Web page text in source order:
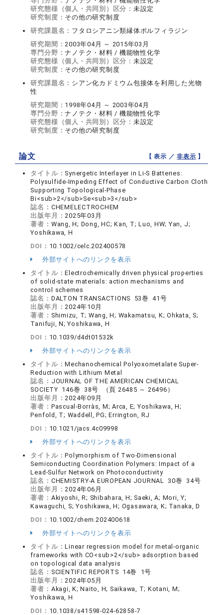
研究態様（個人・共同別）区分： 未設定
研究制度： その他の研究制度
研究課題名： フタロシアニン類縁体ポルフィラジン
研究期間： 2003年04月 ～ 2015年03月
専門分野：ナノテク・材料 / 機能物性化学
研究態様（個人・共同別）区分： 未設定
研究制度： その他の研究制度
研究課題名： シアン化カドミウム包接体を利用した光物
性
研究期間： 1998年04月 ～ 2003年04月
専門分野：ナノテク・材料 / 機能物性化学
研究態様（個人・共同別）区分： 未設定
研究制度： その他の研究制度
論文 【 表示 ／非表示 】
タイトル： Synergetic Interlayer in Li-S Batteries:
Polysulfide-Impeding Effect of Conductive Carbon Cloth
Supporting Topological-Phase
Bi<sub>2</sub>Se<sub>3</sub>
誌名： CHEMELECTROCHEM
出版年月： 2025年03月
著者： Wang, H; Dong, HC; Kan, T; Luo, HW; Yan, J;
Yoshikawa, H
DOI： 10.1002/celc.202400578
外部サイトへのリンクを表示
タイトル：Electrochemically driven physical properties
of solid-state materials: action mechanisms and
control schemes
誌名： DALTON TRANSACTIONS 53巻 41号
出版年月： 2024年10月
著者： Shimizu, T; Wang, H; Wakamatsu, K; Ohkata, S;
Tanifuji, N; Yoshikawa, H
DOI： 10.1039/d4dt01532k
外部サイトへのリンクを表示
タイトル：Mechanochemical Polyoxometalate Super-
Reduction with Lithium Metal
誌名： JOURNAL OF THE AMERICAN CHEMICAL
SOCIETY 146巻 38号 （頁 26485 ～ 26496）
出版年月： 2024年09月
著者： Pascual-Borràs, M; Arca, E; Yoshikawa, H;
Penfold, T; Waddell, PG; Errington, RJ
DOI： 10.1021/jacs.4c09998
外部サイトへのリンクを表示
タイトル：Polymorphism of Two-Dimensional
Semiconducting Coordination Polymers: Impact of a
Lead-Sulfur Network on Photoconductivity
誌名： CHEMISTRY-A EUROPEAN JOURNAL 30巻 34号
出版年月： 2024年06月
著者： Akiyoshi, R; Shibahara, H; Saeki, A; Mori, Y;
Kawaguchi, S; Yoshikawa, H; Ogasawara, K; Tanaka, D
DOI： 10.1002/chem.202400618
外部サイトへのリンクを表示
タイトル：Linear regression model for metal-organic
frameworks with CO<sub>2</sub> adsorption based
on topological data analysis
誌名： SCIENTIFIC REPORTS 14巻 1号
出版年月： 2024年05月
著者： Akagi, K; Naito, H; Saikawa, T; Kotani, M;
Yoshikawa, H
DOI： 10.1038/s41598-024-62858-7